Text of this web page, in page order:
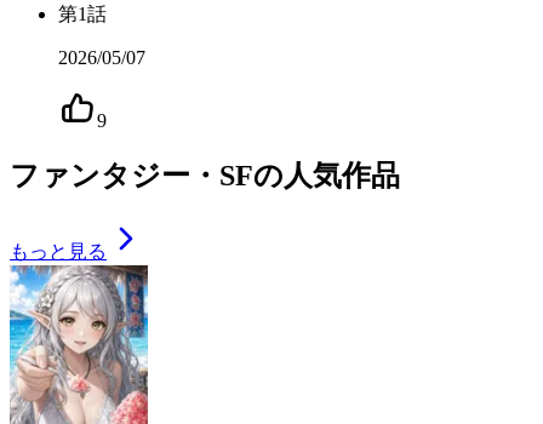
第1話
2026/05/07
9
ファンタジー・SFの人気作品
もっと見る